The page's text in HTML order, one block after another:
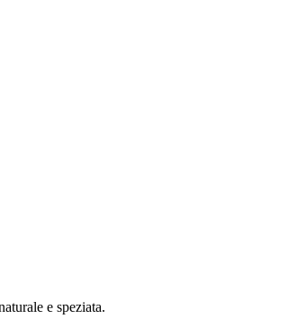
e speziata.